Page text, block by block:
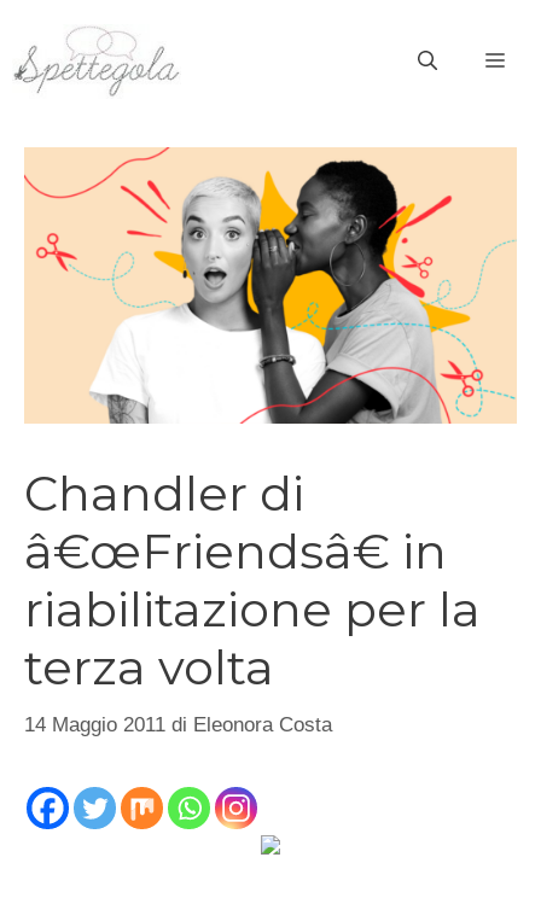
contenuto
Chandler di
â€œFriendsâ€ in
riabilitazione per la
terza volta
14 Maggio 2011 di Eleonora Costa